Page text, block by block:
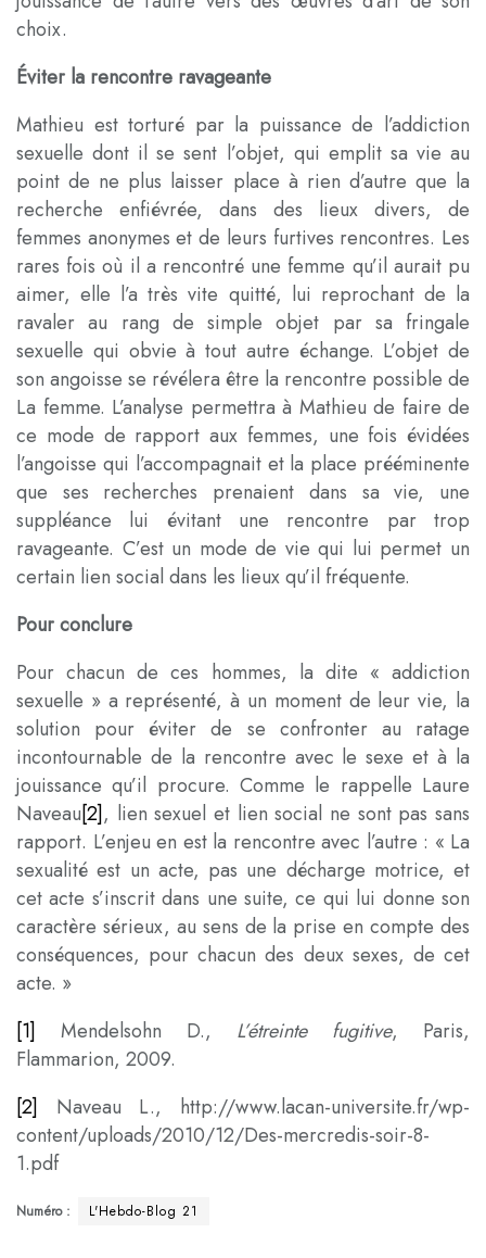
choix.
Éviter la rencontre ravageante
Mathieu est torturé par la puissance de l’addiction
sexuelle dont il se sent l’objet, qui emplit sa vie au
point de ne plus laisser place à rien d’autre que la
recherche enfiévrée, dans des lieux divers, de
femmes anonymes et de leurs furtives rencontres. Les
rares fois où il a rencontré une femme qu’il aurait pu
aimer, elle l’a très vite quitté, lui reprochant de la
ravaler au rang de simple objet par sa fringale
sexuelle qui obvie à tout autre échange. L’objet de
son angoisse se révélera être la rencontre possible de
La femme. L’analyse permettra à Mathieu de faire de
ce mode de rapport aux femmes, une fois évidées
l’angoisse qui l’accompagnait et la place prééminente
que ses recherches prenaient dans sa vie, une
suppléance lui évitant une rencontre par trop
ravageante. C’est un mode de vie qui lui permet un
certain lien social dans les lieux qu’il fréquente.
Pour conclure
Pour chacun de ces hommes, la dite « addiction
sexuelle » a représenté, à un moment de leur vie, la
solution pour éviter de se confronter au ratage
incontournable de la rencontre avec le sexe et à la
jouissance qu’il procure. Comme le rappelle Laure
Naveau[2], lien sexuel et lien social ne sont pas sans
rapport. L’enjeu en est la rencontre avec l’autre : « La
sexualité est un acte, pas une décharge motrice, et
cet acte s’inscrit dans une suite, ce qui lui donne son
caractère sérieux, au sens de la prise en compte des
conséquences, pour chacun des deux sexes, de cet
acte. »
[1] Mendelsohn D., L’étreinte fugitive, Paris,
Flammarion, 2009.
[2] Naveau L., http://www.lacan-universite.fr/wp-
content/uploads/2010/12/Des-mercredis-soir-8-
1.pdf
Numéro : L'Hebdo-Blog 21